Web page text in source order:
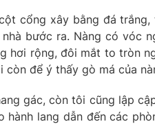
cổng xây bằng đá trắng,
bước ra. Nàng có vóc
hơi rộng, đôi mắt to tròn
để ý thấy gò má của
gác, còn tôi cũng lập
lang dẫn đến các